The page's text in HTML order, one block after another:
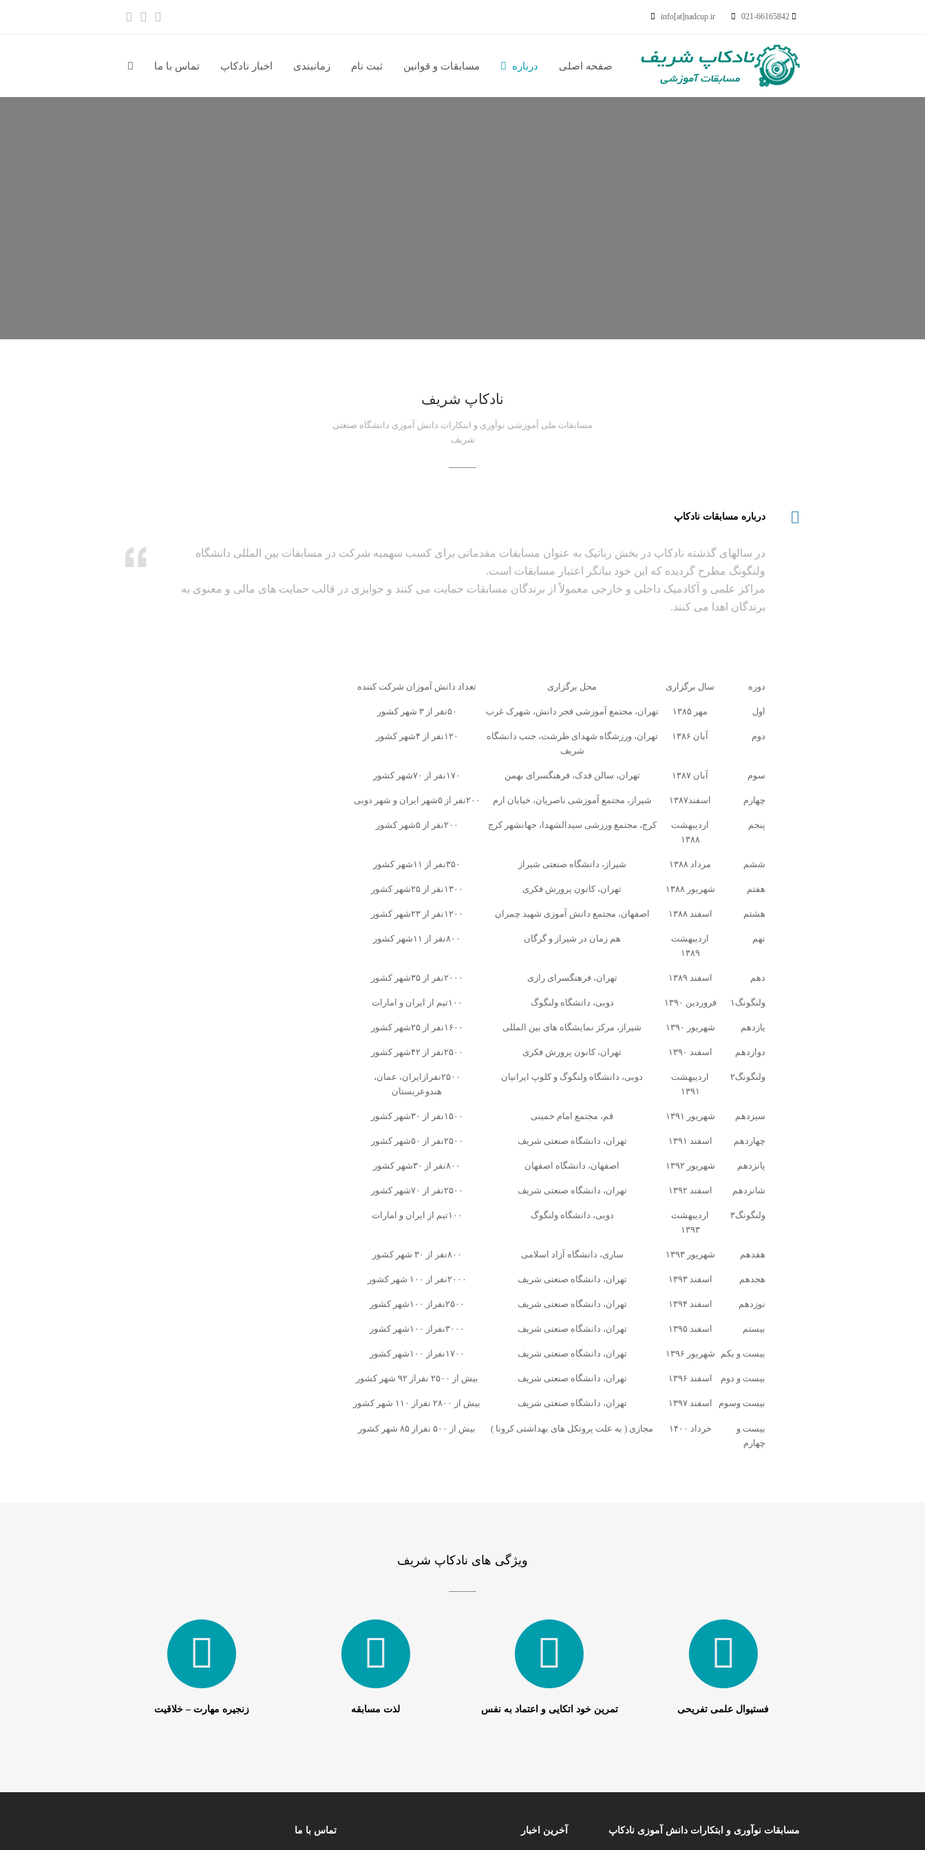
Whatsappآدرس
صفحه اصلی درباره مسابقات و قوانین ثبت نام زمانبندی اخبار نادکاپ تماس با ما
ابتکارات
دانش
آموزی
نادکاپ
نادکاپ شریف
مسابقات ملی آموزشی نوآوری و ابتکارات دانش آموزی دانشگاه صنعتی
شریف
درباره مسابقات نادکاپ
در سالهای گذشته نادکاپ در بخش رباتیک به عنوان مسابقات مقدماتی برای کسب سهمیه شرکت در مسابقات بین المللی دانشگاه
ولنگونگ مطرح گردیده که این خود بیانگر اعتبار مسابقات است.
مراکز علمی و آکادمیک داخلی و خارجی معمولاً از برندگان مسابقات حمایت می کنند و جوایزی در قالب حمایت های مالی و معنوی به
برندگان اهدا می کنند.
دوره سال برگزاری محل برگزاری تعداد دانش آموزان شرکت کننده
اول مهر ۱۳۸۵ تهران، مجتمع آموزشی فجر دانش، شهرک غرب ۵۰نفر از ۳ شهر کشور
دوم آبان ۱۳۸۶
تهران، ورزشگاه شهدای طرشت، جنب دانشگاه
شریف
۱۲۰نفر از ۴شهر کشور
سوم آبان ۱۳۸۷ تهران، سالن فدک، فرهنگسرای بهمن ۱۷۰نفر از ۷۰شهر کشور
چهارم اسفند۱۳۸۷ شیراز، مجتمع آموزشی ناصریان، خیابان ارم ۲۰۰نفر از ۵شهر ایران و شهر دوبی
پنجم
اردیبهشت
۱۳۸۸
کرج، مجتمع ورزشی سیدالشهدا، جهانشهر کرج ۲۰۰نفر از ۵شهر کشور
ششم مرداد ۱۳۸۸ شیراز، دانشگاه صنعتی شیراز ۳۵۰نفر از ۱۱شهر کشور
هفتم شهریور ۱۳۸۸ تهران، کانون پرورش فکری ۱۳۰۰نفر از ۲۵شهر کشور
هشتم اسفند ۱۳۸۸ اصفهان، مجتمع دانش آموزی شهید چمران ۱۲۰۰نفر از ۲۳شهر کشور
نهم
اردیبهشت
۱۳۸۹
هم زمان در شیراز و گرگان ۸۰۰نفر از ۱۱شهر کشور
دهم اسفند ۱۳۸۹ تهران، فرهنگسرای رازی ۲۰۰۰نفر از ۳۵شهر کشور
ولنگونگ۱ فروردین ۱۳۹۰ دوبی، دانشگاه ولنگوگ ۱۰۰تیم از ایران و امارات
یازدهم شهریور ۱۳۹۰ شیراز، مرکز نمایشگاه های بین المللی ۱۶۰۰نفر از ۲۵شهر کشور
دوازدهم اسفند ۱۳۹۰ تهران، کانون پرورش فکری ۲۵۰۰نفر از ۴۲شهر کشور
ولنگونگ۲
اردیبهشت
۱۳۹۱
دوبی، دانشگاه ولنگوگ و کلوپ ایرانیان
۲۵۰۰نفر‌از‌ایران، عمان،
هند‌و‌عربستان
سیزدهم شهریور ۱۳۹۱ قم، مجتمع امام خمینی ۱۵۰۰نفر از ۳۰شهر کشور
چهاردهم اسفند ۱۳۹۱ تهران، دانشگاه صنعتی شریف ۲۵۰۰نفر از ۵۰شهر کشور
پانزدهم شهریور ۱۳۹۲ اصفهان، دانشگاه اصفهان ۸۰۰نفر از ۳۰شهر کشور
شانزدهم اسفند ۱۳۹۲ تهران، دانشگاه صنعتی شریف ۲۵۰۰نفر از ۷۰شهر کشور
ولنگونگ۳
اردیبهشت
۱۳۹۳
دوبی، دانشگاه ولنگوگ ۱۰۰تیم از ایران و امارات
هفدهم شهریور ۱۳۹۳ ساری، دانشگاه آزاد اسلامی ۸۰۰نفر از ۳۰ شهر کشور
هجدهم اسفند ۱۳۹۳ تهران، دانشگاه صنعتی شریف ۲۰۰۰نفر از ۱۰۰ شهر کشور
نوزدهم اسفند ۱۳۹۴ تهران، دانشگاه صنعتی شریف ۲۵۰۰نفراز ۱۰۰شهر کشور
بیستم اسفند ۱۳۹۵ تهران، دانشگاه صنعتی شریف ۳۰۰۰نفراز ۱۰۰شهر کشور
بیست و یکم شهریور ۱۳۹۶ تهران، دانشگاه صنعتی شریف ۱۷۰۰نفراز ۱۰۰شهر کشور
بیست و دوم اسفند ۱۳۹۶ تهران، دانشگاه صنعتی شریف بیش از ۲۵۰۰ نفراز ۹۲ شهر کشور
بیست وسوم اسفند ۱۳۹۷ تهران، دانشگاه صنعتی شریف بیش از ۲۸۰۰ نفراز ۱۱۰ شهر کشور
بیست و
چهارم
خرداد ۱۴۰۰ مجازی ( به علت پروتکل های بهداشتی کرونا ) بیش از ۵۰۰ نفراز ۸۵ شهر کشور
ویژگی های نادکاپ شریف
زنجیره مهارت – خلاقیت لذت مسابقه تمرین خود اتکایی و اعتماد به نفس فستیوال علمی تفریحی
مسابقات نوآوری و ابتکارات دانش آموزی نادکاپ آخرین اخبار تماس با ما